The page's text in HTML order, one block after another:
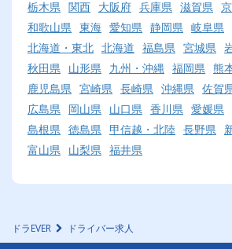
栃木県 関西 大阪府 兵庫県 滋賀県
和歌山県 東海 愛知県 静岡県 岐阜県
北海道・東北 北海道 福島県 宮城県
秋田県 山形県 九州・沖縄 福岡県 熊
鹿児島県 宮崎県 長崎県 沖縄県 佐賀
広島県 岡山県 山口県 香川県 愛媛県
島根県 徳島県 甲信越・北陸 長野県
富山県 山梨県 福井県
ドラEVER ドライバー求人